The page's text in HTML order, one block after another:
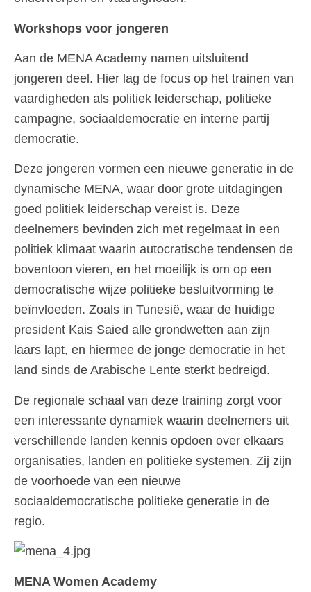
Workshops voor jongeren
Aan de MENA Academy namen uitsluitend
jongeren deel. Hier lag de focus op het trainen van
vaardigheden als politiek leiderschap, politieke
campagne, sociaaldemocratie en interne partij
democratie.
Deze jongeren vormen een nieuwe generatie in de
dynamische MENA, waar door grote uitdagingen
goed politiek leiderschap vereist is. Deze
deelnemers bevinden zich met regelmaat in een
politiek klimaat waarin autocratische tendensen de
boventoon vieren, en het moeilijk is om op een
democratische wijze politieke besluitvorming te
beïnvloeden. Zoals in Tunesië, waar de huidige
president Kais Saied alle grondwetten aan zijn
laars lapt, en hiermee de jonge democratie in het
land sinds de Arabische Lente sterkt bedreigd.
De regionale schaal van deze training zorgt voor
een interessante dynamiek waarin deelnemers uit
verschillende landen kennis opdoen over elkaars
organisaties, landen en politieke systemen. Zij zijn
de voorhoede van een nieuwe
sociaaldemocratische politieke generatie in de
regio.
MENA Women Academy